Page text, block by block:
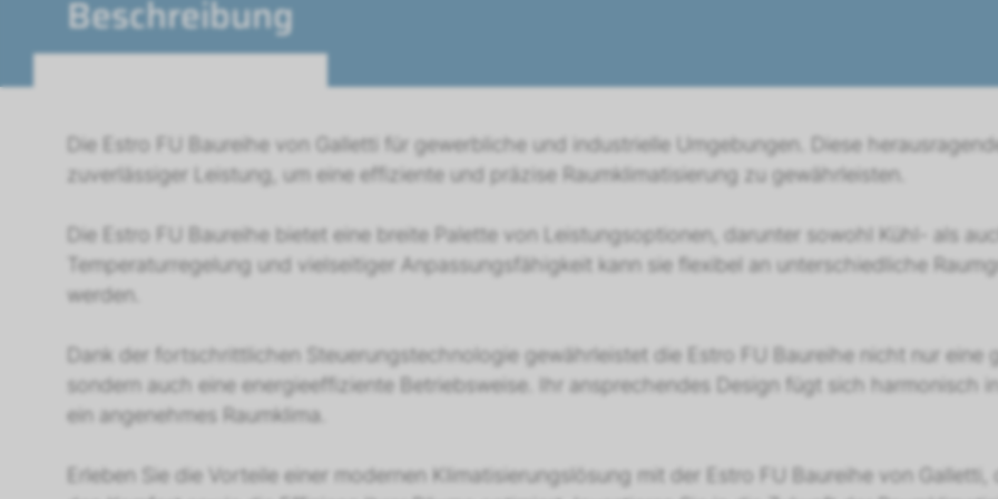
Beschreibung
Die Estro FU Baureihe von Galletti für gewerbliche und industrielle Umgebungen. Diese
zuverlässiger Leistung, um eine effiziente und präzise Raumklimatisierung zu gewährleisten.
Die Estro FU Baureihe bietet eine breite Palette von Leistungsoptionen, darunter sowohl Kühl- als
Temperaturregelung und vielseitiger Anpassungsfähigkeit kann sie flexibel an unterschiedliche
werden.
Dank der fortschrittlichen Steuerungstechnologie gewährleistet die Estro FU Baureihe nicht nur eine
sondern auch eine energieeffiziente Betriebsweise. Ihr ansprechendes Design fügt sich harmonisch
ein angenehmes Raumklima.
Erleben Sie die Vorteile einer modernen Klimatisierungslösung mit der Estro FU Baureihe von